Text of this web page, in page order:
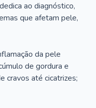
ao diagnóstico,
que afetam pele,
da pele
de gordura e
cravos até cicatrizes;